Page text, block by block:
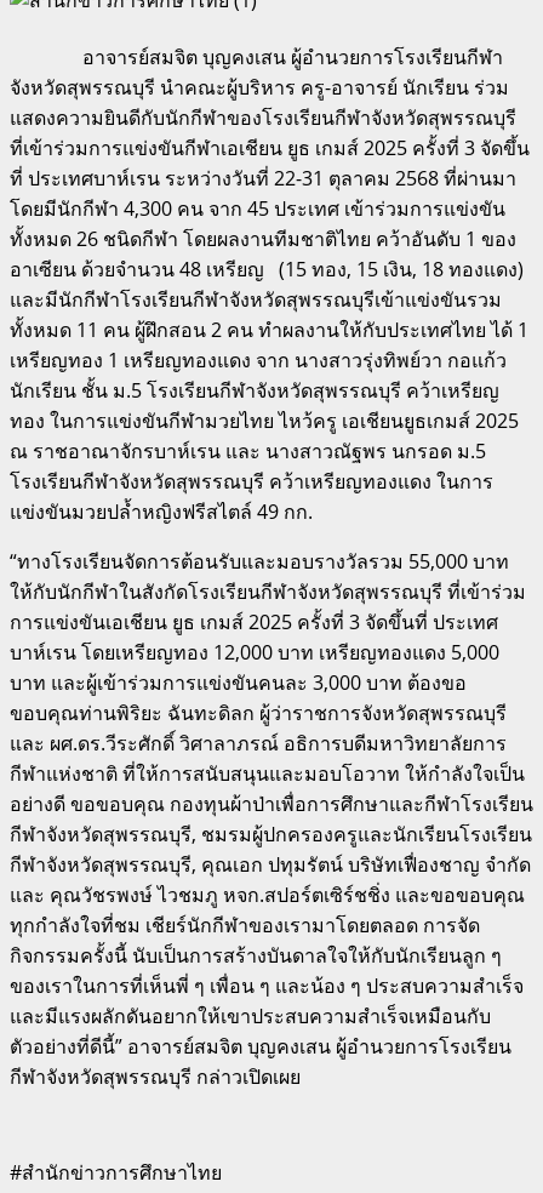
อาจารย์สมจิต บุญคงเสน ผู้อำนวยการโรงเรียนกีฬา
จังหวัดสุพรรณบุรี นำคณะผู้บริหาร ครู-อาจารย์ นักเรียน ร่วม
แสดงความยินดีกับนักกีฬาของโรงเรียนกีฬาจังหวัดสุพรรณบุรี
ที่เข้าร่วมการแข่งขันกีฬาเอเชียน ยูธ เกมส์ 2025 ครั้งที่ 3 จัดขึ้น
ที่ ประเทศบาห์เรน ระหว่างวันที่ 22-31 ตุลาคม 2568 ที่ผ่านมา
โดยมีนักกีฬา 4,300 คน จาก 45 ประเทศ เข้าร่วมการแข่งขัน
ทั้งหมด 26 ชนิดกีฬา โดยผลงานทีมชาติไทย คว้าอันดับ 1 ของ
อาเซียน ด้วยจำนวน 48 เหรียญ (15 ทอง, 15 เงิน, 18 ทองแดง)
และมีนักกีฬาโรงเรียนกีฬาจังหวัดสุพรรณบุรีเข้าแข่งขันรวม
ทั้งหมด 11 คน ผู้ฝึกสอน 2 คน ทำผลงานให้กับประเทศไทย ได้ 1
เหรียญทอง 1 เหรียญทองแดง จาก นางสาวรุ่งทิพย์วา กอแก้ว
นักเรียน ชั้น ม.5 โรงเรียนกีฬาจังหวัดสุพรรณบุรี คว้าเหรียญ
ทอง ในการแข่งขันกีฬามวยไทย ไหว้ครู เอเชียนยูธเกมส์ 2025
ณ ราชอาณาจักรบาห์เรน และ นางสาวณัฐพร นกรอด ม.5
โรงเรียนกีฬาจังหวัดสุพรรณบุรี คว้าเหรียญทองแดง ในการ
แข่งขันมวยปล้ำหญิงฟรีสไตล์ 49 กก.
“ทางโรงเรียนจัดการต้อนรับและมอบรางวัลรวม 55,000 บาท
ให้กับนักกีฬาในสังกัดโรงเรียนกีฬาจังหวัดสุพรรณบุรี ที่เข้าร่วม
การแข่งขันเอเชียน ยูธ เกมส์ 2025 ครั้งที่ 3 จัดขึ้นที่ ประเทศ
บาห์เรน โดยเหรียญทอง 12,000 บาท เหรียญทองแดง 5,000
บาท และผู้เข้าร่วมการแข่งขันคนละ 3,000 บาท ต้องขอ
ขอบคุณท่านพิริยะ ฉันทะดิลก ผู้ว่าราชการจังหวัดสุพรรณบุรี
และ ผศ.ดร.วีระศักดิ์ วิศาลาภรณ์ อธิการบดีมหาวิทยาลัยการ
กีฬาแห่งชาติ ที่ให้การสนับสนุนและมอบโอวาท ให้กำลังใจเป็น
อย่างดี ขอขอบคุณ กองทุนผ้าป่าเพื่อการศึกษาและกีฬาโรงเรียน
กีฬาจังหวัดสุพรรณบุรี, ชมรมผู้ปกครองครูและนักเรียนโรงเรียน
กีฬาจังหวัดสุพรรณบุรี, คุณเอก ปทุมรัตน์ บริษัทเฟื่องชาญ จำกัด
และ คุณวัชรพงษ์ ไวชมภู หจก.สปอร์ตเซิร์ชชิ่ง และขอขอบคุณ
ทุกกำลังใจที่ชม เชียร์นักกีฬาของเรามาโดยตลอด การจัด
กิจกรรมครั้งนี้ นับเป็นการสร้างบันดาลใจให้กับนักเรียนลูก ๆ
ของเราในการที่เห็นพี่ ๆ เพื่อน ๆ และน้อง ๆ ประสบความสำเร็จ
และมีแรงผลักดันอยากให้เขาประสบความสำเร็จเหมือนกับ
ตัวอย่างที่ดีนี้” อาจารย์สมจิต บุญคงเสน ผู้อำนวยการโรงเรียน
กีฬาจังหวัดสุพรรณบุรี กล่าวเปิดเผย
#สำนักข่าวการศึกษาไทย